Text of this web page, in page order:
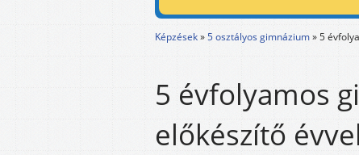
Képzések»5 osztályos gimnázium»5
5 évfolyamos
előkészítő